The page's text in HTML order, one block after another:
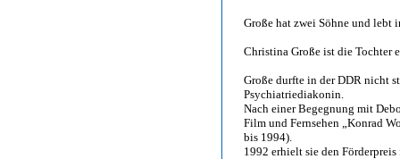
Große hat zwei Söhne und lebt
Christina Große ist die Tochter
Große durfte in der DDR nicht
Psychiatriediakonin.
Nach einer Begegnung mit
Film und Fernsehen „Konrad
bis 1994).
1992 erhielt sie den